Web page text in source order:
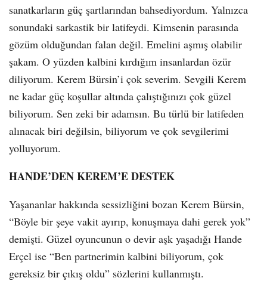
sanatkarların güç şartlarından bahsediyordum. Yalnızca
sonundaki sarkastik bir latifeydi. Kimsenin parasında
gözüm olduğundan falan değil. Emelini aşmış olabilir
şakam. O yüzden kalbini kırdığım insanlardan özür
diliyorum. Kerem Bürsin’i çok severim. Sevgili Kerem
ne kadar güç koşullar altında çalıştığınızı çok güzel
biliyorum. Sen zeki bir adamsın. Bu türlü bir latifeden
alınacak biri değilsin, biliyorum ve çok sevgilerimi
yolluyorum.
HANDE’DEN KEREM’E DESTEK
Yaşananlar hakkında sessizliğini bozan Kerem Bürsin,
“Böyle bir şeye vakit ayırıp, konuşmaya dahi gerek yok”
demişti. Güzel oyuncunun o devir aşk yaşadığı Hande
Erçel ise “Ben partnerimin kalbini biliyorum, çok
gereksiz bir çıkış oldu” sözlerini kullanmıştı.